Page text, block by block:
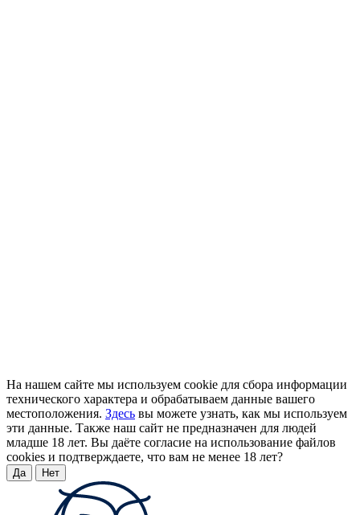
На нашем сайте мы используем cookie для сбора информации
технического характера и обрабатываем данные вашего
местоположения. Здесь вы можете узнать, как мы используем
эти данные. Также наш сайт не предназначен для людей
младше 18 лет. Вы даёте согласие на использование файлов
cookies и подтверждаете, что вам не менее 18 лет?
Да Нет